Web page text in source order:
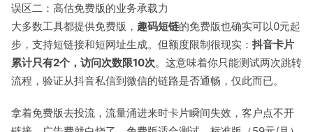
误区二：高估免费版的业务承载力
大多数工具都提供免费版， 趣码短链的免费版也确实可以0元起
步，支持短链接和短网址生成。但额度限制很现实： 抖音卡片
累计只有2个，访问次数限10次。这意味着你只能测试两次跳转
流程，验证从抖音私信到微信的链路是否通畅，仅此而已。
拿着免费版去投流，流量涌进来时卡片瞬间失效，客户点不开